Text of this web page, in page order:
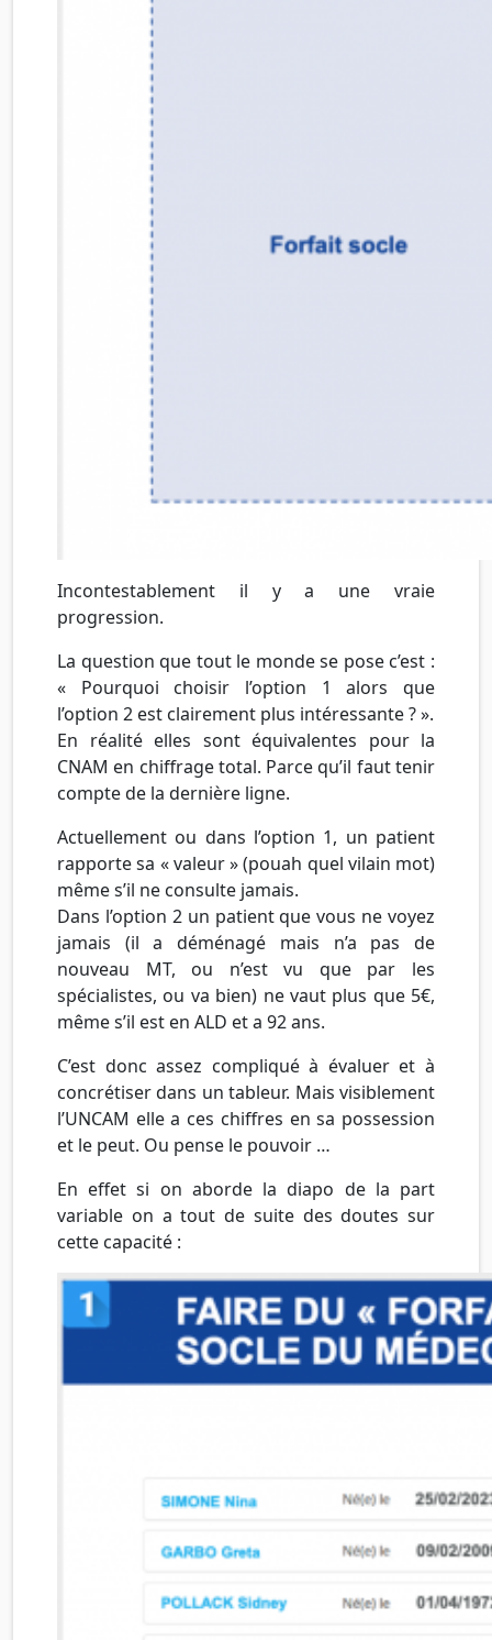
Incontestablement il y a une vraie
progression.
La question que tout le monde se pose c’est :
« Pourquoi choisir l’option 1 alors que
l’option 2 est clairement plus intéressante ? ».
En réalité elles sont équivalentes pour la
CNAM en chiffrage total. Parce qu’il faut tenir
compte de la dernière ligne.
Actuellement ou dans l’option 1, un patient
rapporte sa « valeur » (pouah quel vilain mot)
même s’il ne consulte jamais.
Dans l’option 2 un patient que vous ne voyez
jamais (il a déménagé mais n’a pas de
nouveau MT, ou n’est vu que par les
spécialistes, ou va bien) ne vaut plus que 5€,
même s’il est en ALD et a 92 ans.
C’est donc assez compliqué à évaluer et à
concrétiser dans un tableur. Mais visiblement
l’UNCAM elle a ces chiffres en sa possession
et le peut. Ou pense le pouvoir …
En effet si on aborde la diapo de la part
variable on a tout de suite des doutes sur
cette capacité :